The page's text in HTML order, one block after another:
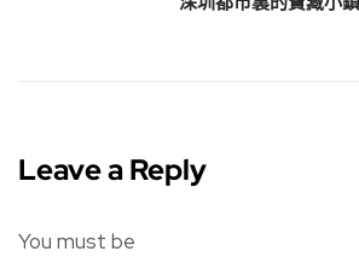
Leave a Reply
You must be